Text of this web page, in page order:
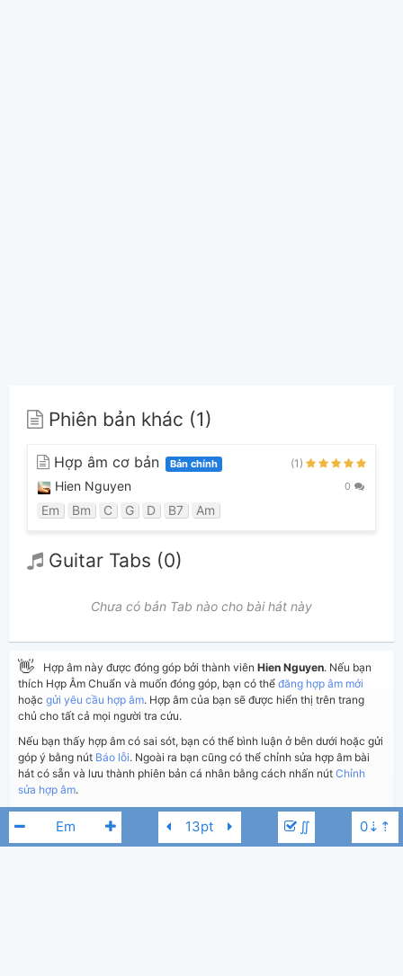
∬
Phiên bản khác (1)
Hợp âm cơ bản Bản chính (1)
Hien Nguyen 0
Em Bm C G D B7 Am
Guitar Tabs (0)
Chưa có bản Tab nào cho bài hát này
👋 Hợp âm này được đóng góp bởi thành viên Hien Nguyen. Nếu bạn
thích Hợp Âm Chuẩn và muốn đóng góp, bạn có thể đăng hợp âm mới
hoặc gửi yêu cầu hợp âm. Hợp âm của bạn sẽ được hiển thị trên trang
chủ cho tất cả mọi người tra cứu.
Nếu bạn thấy hợp âm có sai sót, bạn có thể bình luận ở bên dưới hoặc gửi
góp ý bằng nút Báo lỗi. Ngoài ra bạn cũng có thể chỉnh sửa hợp âm bài
hát có sẵn và lưu thành phiên bản cá nhân bằng cách nhấn nút Chỉnh
sửa hợp âm.
Thêm vào Chia sẻ In ra giấy Quản lý